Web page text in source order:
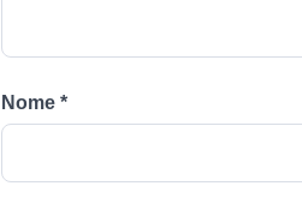
Nome *